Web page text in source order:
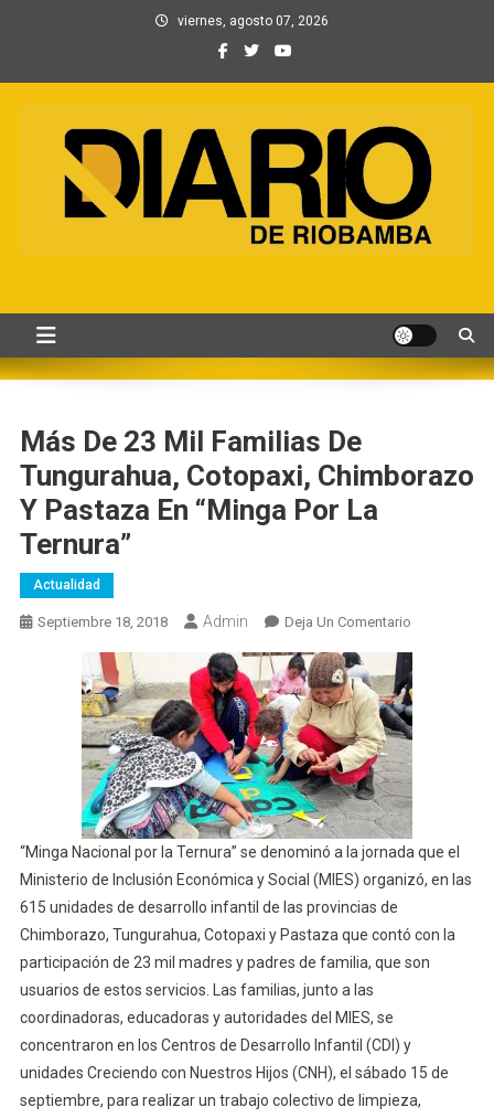
viernes, agosto 07, 2026
y Contenidos digitales
Más De 23 Mil Familias De
Tungurahua, Cotopaxi, Chimborazo
Y Pastaza En “Minga Por La
Ternura”
Actualidad
Septiembre 18, 2018 Admin Deja Un ComentarioEn
De
23
Mil
De
Tungurahua,
Cotopaxi,
Chimborazo
Y
“Minga Nacional por la Ternura” se denominó a la jornada que el
Ministerio de Inclusión Económica y Social (MIES) organizó, en las
615 unidades de desarrollo infantil de las provincias de
Chimborazo, Tungurahua, Cotopaxi y Pastaza que contó con la
participación de 23 mil madres y padres de familia, que son
usuarios de estos servicios. Las familias, junto a las
coordinadoras, educadoras y autoridades del MIES, se
concentraron en los Centros de Desarrollo Infantil (CDI) y
unidades Creciendo con Nuestros Hijos (CNH), el sábado 15 de
septiembre, para realizar un trabajo colectivo de limpieza,